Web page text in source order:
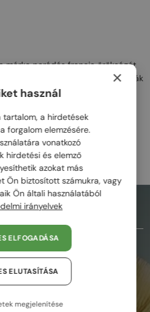
márka parádés francia örökségét
elegáns, mégis avantgárd formák
luxust és a modern, divatos
egyedülálló karaktert adnak
formák, letisztult vonalvezetés
különleges megjelenést
TETEJÉRE
×
használ
tartalom, a hirdetések
forgalom elemzésére.
vonatkozó
hirdetési és elemző
azokat más
Ön biztosított számukra, vagy
Ön általi használatából
irányelvek
ELFOGADÁSA
ELUTASÍTÁSA
megjelenítése